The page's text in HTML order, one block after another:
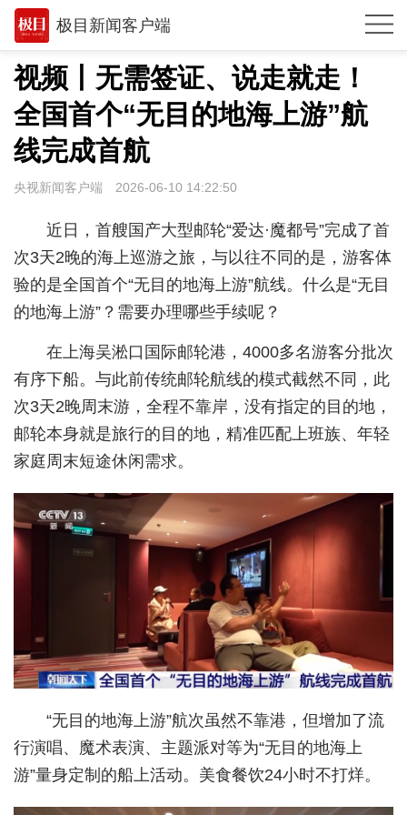
极目新闻客户端
推荐
体育
观点
时政
武汉
世相
专题
极客圈
经济
科教
汽车
消费
创意
视频丨无需签证、说走就走！
全国首个“无目的地海上游”航
线完成首航
央视新闻客户端 2026-06-10 14:22:50
近日，首艘国产大型邮轮“爱达·魔都号”完成了首
次3天2晚的海上巡游之旅，与以往不同的是，游客体
验的是全国首个“无目的地海上游”航线。什么是“无目
的地海上游”？需要办理哪些手续呢？
在上海吴淞口国际邮轮港，4000多名游客分批次
有序下船。与此前传统邮轮航线的模式截然不同，此
次3天2晚周末游，全程不靠岸，没有指定的目的地，
邮轮本身就是旅行的目的地，精准匹配上班族、年轻
家庭周末短途休闲需求。
“无目的地海上游”航次虽然不靠港，但增加了流
行演唱、魔术表演、主题派对等为“无目的地海上
游”量身定制的船上活动。美食餐饮24小时不打烊。